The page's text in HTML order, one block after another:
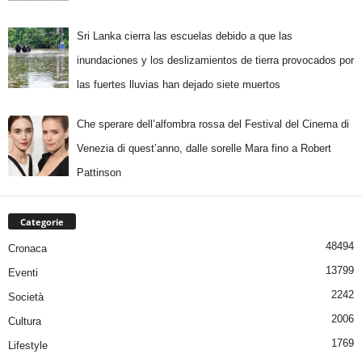
Sri Lanka cierra las escuelas debido a que las
inundaciones y los deslizamientos de tierra provocados por
las fuertes lluvias han dejado siete muertos
Che sperare dell’alfombra rossa del Festival del Cinema di
Venezia di quest’anno, dalle sorelle Mara fino a Robert
Pattinson
Categorie
Cronaca 48494
Eventi 13799
Società 2242
Cultura 2006
Lifestyle 1769